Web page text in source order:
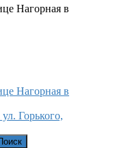
Нагорная в
Нагорная в
Горького,